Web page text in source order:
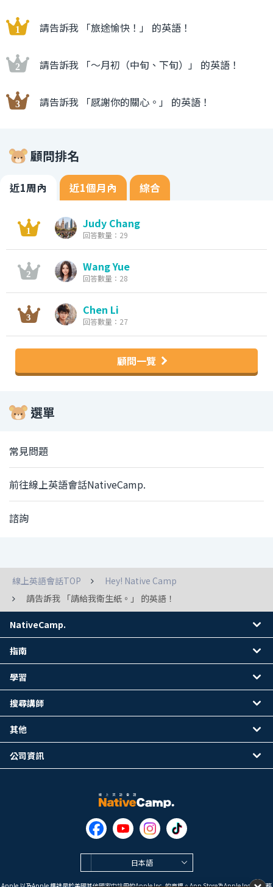
請告訴我 「旅途愉快！」 的英語！
請告訴我 「〜月初（中旬、下旬）」 的英語！
請告訴我 「感謝你的關心。」 的英語！
顧問排名
近1周內 近1個月內 綜合
Judy Chang
回答數量：29
Wang Yue
回答數量：28
Chen Li
回答數量：27
顧問一覽
選單
常見問題
前往線上英語會話NativeCamp.
諮詢
線上英語會話TOP
Hey! Native Camp
請告訴我 「請給我衛生紙。」 的英語！
日本語
NativeCamp.
指南
學習
搜尋講師
其他
公司資訊